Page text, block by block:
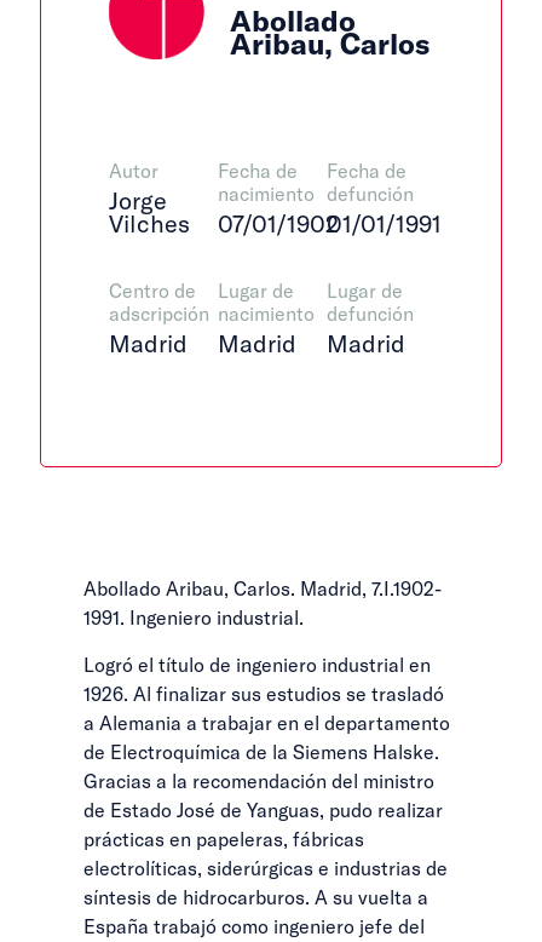
Abollado
Aribau, Carlos
Autor
Jorge
Vilches
Centro de
adscripción
Madrid
Fecha de
nacimiento
07/01/1902
Lugar de
nacimiento
Madrid
Fecha de
defunción
01/01/1991
Lugar de
defunción
Madrid
Abollado Aribau, Carlos. Madrid, 7.I.1902-
1991. Ingeniero industrial.
Logró el título de ingeniero industrial en
1926. Al finalizar sus estudios se trasladó
a Alemania a trabajar en el departamento
de Electroquímica de la Siemens Halske.
Gracias a la recomendación del ministro
de Estado José de Yanguas, pudo realizar
prácticas en papeleras, fábricas
electrolíticas, siderúrgicas e industrias de
síntesis de hidrocarburos. A su vuelta a
España trabajó como ingeniero jefe del